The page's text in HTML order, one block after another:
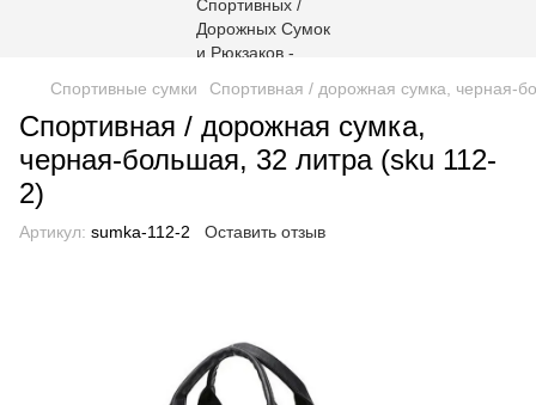
Спортивные сумки Спортивная / дорожная сумка, черная-
Спортивная / дорожная сумка,
черная-большая, 32 литра (sku 112-
2)
Артикул: sumka-112-2 Оставить отзыв